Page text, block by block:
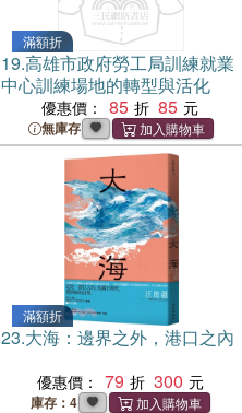
滿額折
19.高雄市政府勞工局訓練就業
中心訓練場地的轉型與活化
優惠價： 85 85
無庫存
滿額折
23.大海：邊界之外，港口之內
優惠價： 79 300
庫存：4